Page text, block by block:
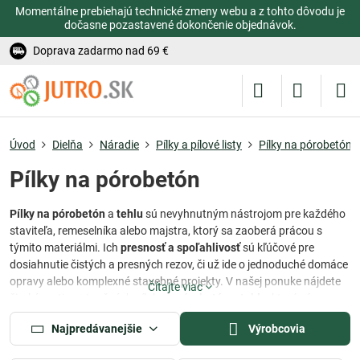
Momentálne prebiehajú technické zmeny webu a z tohto dôvodu je
dočasne pozastavené dokončenie objednávok.
Doprava zadarmo nad 69 €
Úvod Dielňa Náradie Pílky a pílové listy Pílky na pórobetón
Pílky na pórobetón
Pílky na pórobetón a tehlu sú nevyhnutným nástrojom pre každého
staviteľa, remeselníka alebo majstra, ktorý sa zaoberá prácou s
týmito materiálmi. Ich presnosť a spoľahlivosťsú kľúčové pre
dosiahnutie čistých a presných rezov, či už ide o jednoduché domáce
opravy alebo komplexné stavebné projekty. V našej ponuke nájdete
navrhnuté pre rôzne aplikácie a použitie.
Ručné pílky na pórobetónatehlusú vybavené ostrými a odolnými
Čítajte viac
Najpredávanejšie Výrobcovia